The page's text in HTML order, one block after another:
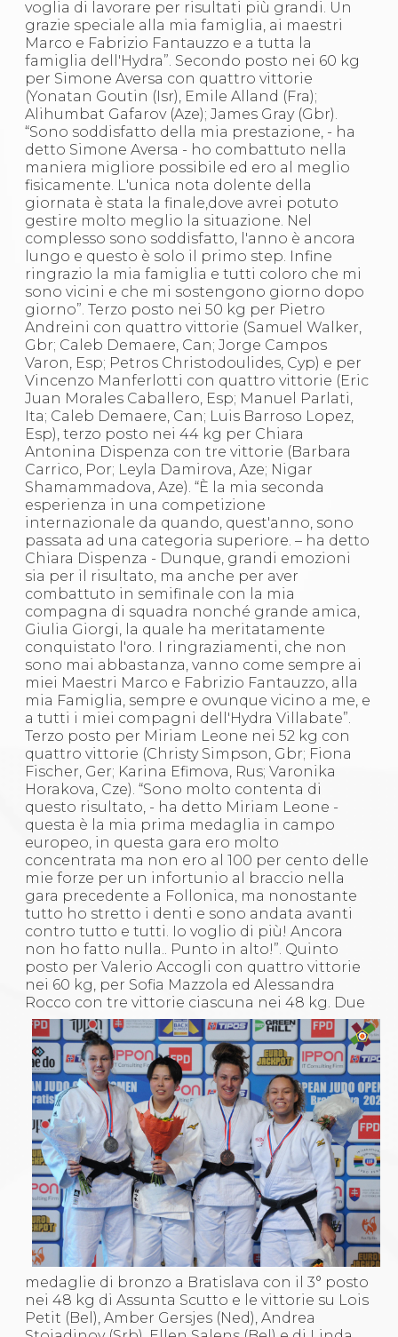
voglia di lavorare per risultati più grandi. Un
grazie speciale alla mia famiglia, ai maestri
Marco e Fabrizio Fantauzzo e a tutta la
famiglia dell'Hydra”. Secondo posto nei 60 kg
per Simone Aversa con quattro vittorie
(Yonatan Goutin (Isr), Emile Alland (Fra);
Alihumbat Gafarov (Aze); James Gray (Gbr).
“Sono soddisfatto della mia prestazione, - ha
detto Simone Aversa - ho combattuto nella
maniera migliore possibile ed ero al meglio
fisicamente. L'unica nota dolente della
giornata è stata la finale,dove avrei potuto
gestire molto meglio la situazione. Nel
complesso sono soddisfatto, l'anno è ancora
lungo e questo è solo il primo step. Infine
ringrazio la mia famiglia e tutti coloro che mi
sono vicini e che mi sostengono giorno dopo
giorno”. Terzo posto nei 50 kg per Pietro
Andreini con quattro vittorie (Samuel Walker,
Gbr; Caleb Demaere, Can; Jorge Campos
Varon, Esp; Petros Christodoulides, Cyp) e per
Vincenzo Manferlotti con quattro vittorie (Eric
Juan Morales Caballero, Esp; Manuel Parlati,
Ita; Caleb Demaere, Can; Luis Barroso Lopez,
Esp), terzo posto nei 44 kg per Chiara
Antonina Dispenza con tre vittorie (Barbara
Carrico, Por; Leyla Damirova, Aze; Nigar
Shamammadova, Aze). “È la mia seconda
esperienza in una competizione
internazionale da quando, quest'anno, sono
passata ad una categoria superiore. – ha detto
Chiara Dispenza - Dunque, grandi emozioni
sia per il risultato, ma anche per aver
combattuto in semifinale con la mia
compagna di squadra nonché grande amica,
Giulia Giorgi, la quale ha meritatamente
conquistato l'oro. I ringraziamenti, che non
sono mai abbastanza, vanno come sempre ai
miei Maestri Marco e Fabrizio Fantauzzo, alla
mia Famiglia, sempre e ovunque vicino a me, e
a tutti i miei compagni dell'Hydra Villabate”.
Terzo posto per Miriam Leone nei 52 kg con
quattro vittorie (Christy Simpson, Gbr; Fiona
Fischer, Ger; Karina Efimova, Rus; Varonika
Horakova, Cze). “Sono molto contenta di
questo risultato, - ha detto Miriam Leone -
questa è la mia prima medaglia in campo
europeo, in questa gara ero molto
concentrata ma non ero al 100 per cento delle
mie forze per un infortunio al braccio nella
gara precedente a Follonica, ma nonostante
tutto ho stretto i denti e sono andata avanti
contro tutto e tutti. Io voglio di più! Ancora
non ho fatto nulla.. Punto in alto!”. Quinto
posto per Valerio Accogli con quattro vittorie
nei 60 kg, per Sofia Mazzola ed Alessandra
Rocco con tre vittorie ciascuna nei 48 kg. Due
medaglie di bronzo a Bratislava con il 3° posto
nei 48 kg di Assunta Scutto e le vittorie su Lois
Petit (Bel), Amber Gersjes (Ned), Andrea